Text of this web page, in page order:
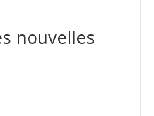
nouvelles